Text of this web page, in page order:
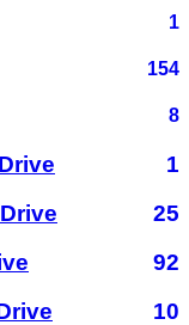
1
154
8
1
25
92
10